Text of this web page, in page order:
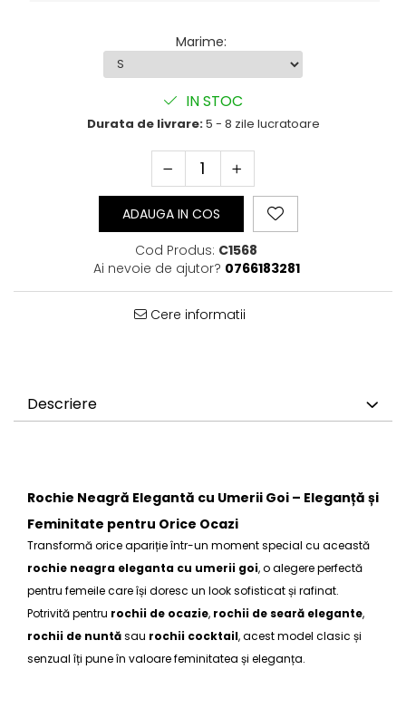
Marime:
IN STOC
Durata de livrare:5 - 8 zile lucratoare
ADAUGA IN COS
Cod Produs: C1568
Ai nevoie de ajutor? 0766183281
Cere informatii
Descriere
Rochie Neagră Elegantă cu Umerii Goi – Eleganță și
Feminitate pentru Orice Ocazi
Transformă orice apariție într-un moment special cu această
rochie neagra eleganta cu umerii goi, o alegere perfectă
pentru femeile care își doresc un look sofisticat și rafinat.
Potrivită pentru rochii de ocazie, rochii de seară elegante,
rochii de nuntăsau rochii cocktail, acest model clasic și
senzual îți pune în valoare feminitatea și eleganța.